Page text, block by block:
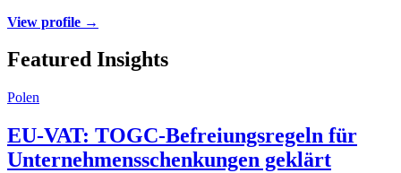
View profile →
Featured Insights
Polen
EU-VAT: TOGC-Befreiungsregeln für
Unternehmensschenkungen geklärt